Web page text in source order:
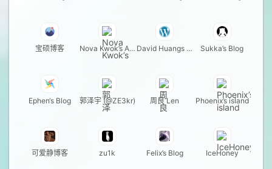
宝硕博客
Nova Kwok’s Aw David Huangs Bl
Sukka’s Blog
Ephen‘s Blog 郭泽宇 (@ZE3kr) 周良 Len Phoenix’s island
可爱静博客 zu1k Felix’s Blog IceHoney